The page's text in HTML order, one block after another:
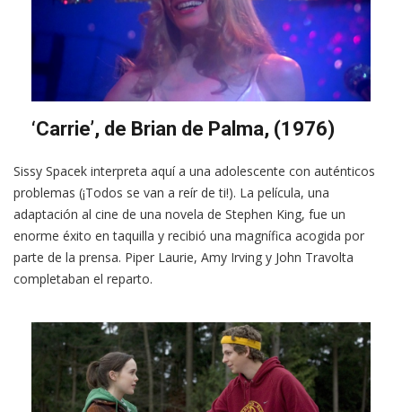
‘Carrie’, de Brian de Palma, (1976)
Sissy Spacek interpreta aquí a una adolescente con auténticos
problemas (¡Todos se van a reír de ti!). La película, una
adaptación al cine de una novela de Stephen King, fue un
enorme éxito en taquilla y recibió una magnífica acogida por
parte de la prensa. Piper Laurie, Amy Irving y John Travolta
completaban el reparto.